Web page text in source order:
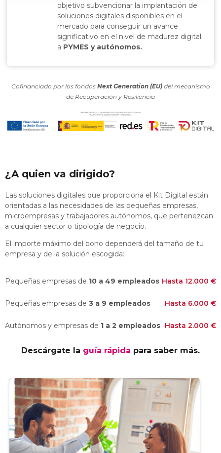
objetivo subvencionar la implantación de
soluciones digitales disponibles en el
mercado para conseguir un avance
significativo en el nivel de madurez digital
a PYMES y autónomos.
Cofinanciado por los fondos Next Generation (EU)del mecanismo
de Recuperación y Resiliencia
¿A quien va dirigido?
Las soluciones digitales que proporciona el Kit Digital están
orientadas a las necesidades de las pequeñas empresas,
microempresas y trabajadores autónomos, que pertenezcan
a cualquier sector o tipología de negocio.
El importe máximo del bono dependerá del tamaño de tu
empresa y de la solución escogida:
Pequeñas empresas de 10 a 49 empleados Hasta 12.000 €
Pequeñas empresas de 3 a 9 empleados Hasta 6.000 €
Autónomos y empresas de 1 a 2 empleados Hasta 2.000 €
Descárgate la guía rápida para saber más.